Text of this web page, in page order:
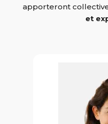
apporteront
et